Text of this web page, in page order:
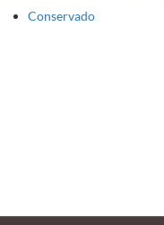
Conservado